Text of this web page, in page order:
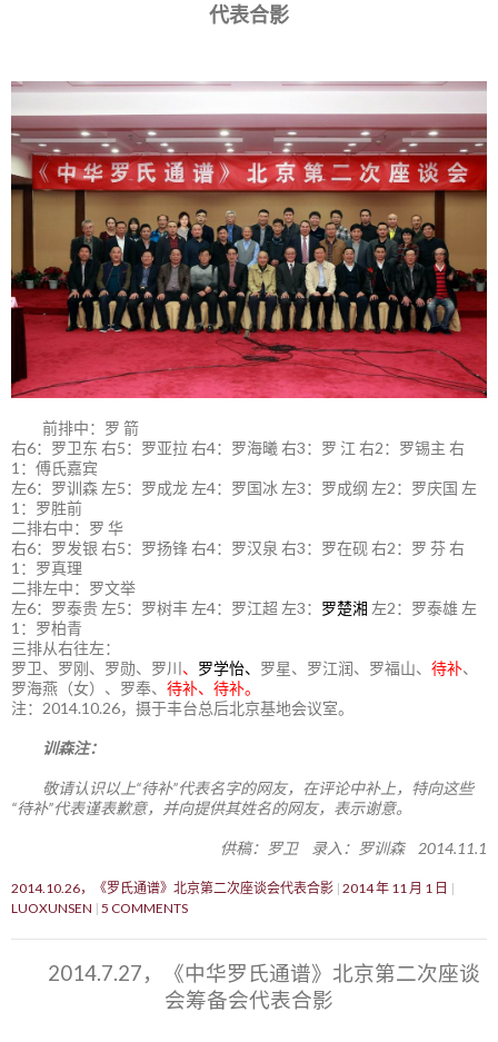
代表合影
前排中：罗 箭
右6：罗卫东 右5：罗亚拉 右4：罗海曦 右3：罗 江 右2：罗锡主 右
1：傅氏嘉宾
左6：罗训森 左5：罗成龙 左4：罗国冰 左3：罗成纲 左2：罗庆国 左
1：罗胜前
二排右中：罗 华
右6：罗发银 右5：罗扬锋 右4：罗汉泉 右3：罗在砚 右2：罗 芬 右
1：罗真理
二排左中：罗文举
左6：罗泰贵 左5：罗树丰 左4：罗江超 左3： 罗楚湘 左2：罗泰雄 左
1：罗柏青
三排从右往左：
罗卫、罗刚、罗勋、罗川 、 罗学怡、 罗星、罗江润、罗福山、 待补、
罗海燕（女）、罗奉、 待补、待补。
注：2014.10.26，摄于丰台总后北京基地会议室。
训森注：
敬请认识以上“待补”代表名字的网友，在评论中补上，特向这些
“待补”代表谨表歉意，并向提供其姓名的网友，表示谢意。
供稿：罗卫 录入：罗训森 2014.11.1
2014.10.26，《罗氏通谱》北京第二次座谈会代表合影 2014 年 11 月 1 日
LUOXUNSEN 5 COMMENTS
2014.7.27，《中华罗氏通谱》北京第二次座谈
会筹备会代表合影